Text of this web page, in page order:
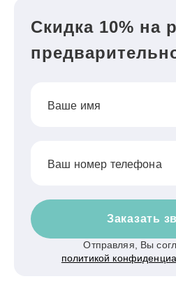
Скидка 10% на
Ваше имя
Ваш номер телефона
Заказать
Отправляя, Вы
политикой